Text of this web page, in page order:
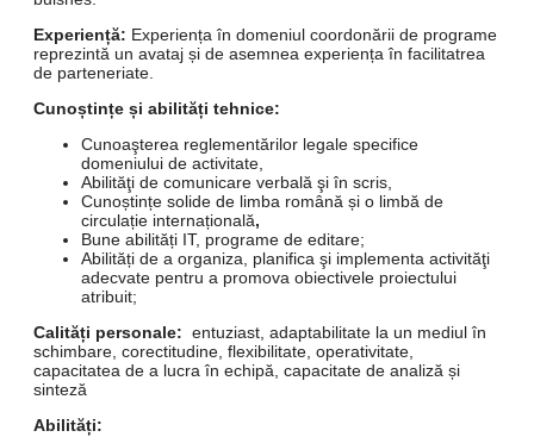
Experiență: Experiența în domeniul coordonării de programe
reprezintă un avataj și de asemnea experiența în facilitatrea
de parteneriate.
Cunoștințe și abilități tehnice:
Cunoaşterea reglementărilor legale specifice
domeniului de activitate,
Abilităţi de comunicare verbală şi în scris,
Cunoștințe solide de limba română și o limbă de
circulație internațională,
Bune abilități IT, programe de editare;
Abilități de a organiza, planifica şi implementa activităţi
adecvate pentru a promova obiectivele proiectului
atribuit;
Calități personale: entuziast, adaptabilitate la un mediul în
schimbare, corectitudine, flexibilitate, operativitate,
capacitatea de a lucra în echipă, capacitate de analiză și
sinteză
Abilități: